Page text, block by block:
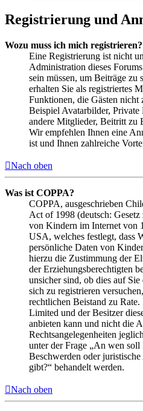
Registrierung und
Wozu muss ich mich registrieren?
Eine Registrierung ist nicht
Administration dieses
sein müssen, um Beiträge zu
erhalten Sie als registriertes
Funktionen, die Gästen nicht
Beispiel Avatarbilder,
andere Mitglieder, Beitritt zu
Wir empfehlen Ihnen eine
ist und Ihnen zahlreiche
Nach oben
Was ist COPPA?
COPPA, ausgeschrieben
Act of 1998 (deutsch:
von Kindern im Internet von
USA, welches festlegt, dass
persönliche Daten von
hierzu die Zustimmung der
der Erziehungsberechtigten
unsicher sind, ob dies auf
sich zu registrieren
rechtlichen Beistand zu
Limited und der Besitzer
anbieten kann und nicht die
Rechtsangelegenheiten
unter der Frage „An wen
Beschwerden oder
gibt?“ behandelt werden.
Nach oben